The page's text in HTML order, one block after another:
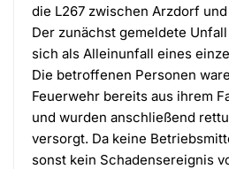
die L267 zwischen Arzdorf
Der zunächst gemeldete
sich als Alleinunfall eines
Die betroffenen Personen
Feuerwehr bereits aus ihrem
und wurden anschließend
versorgt. Da keine
sonst kein Schadensereignis